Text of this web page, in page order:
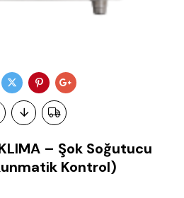
– Şok Soğutucu
Kontrol)